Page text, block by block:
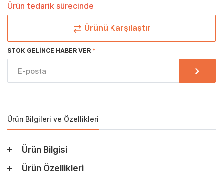
Ürün tedarik sürecinde
Ürünü Karşılaştır
STOK GELINCE HABER VER
Ürün Bilgileri ve Özellikleri
Ürün Bilgisi
Ürün Özellikleri